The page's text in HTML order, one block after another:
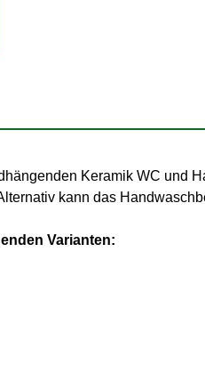
Keramik WC und
kann das
Varianten: